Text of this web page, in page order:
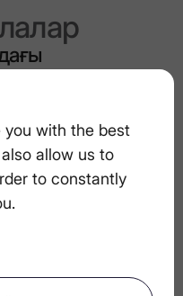
you with the best
allow us to
to constantly
арналған ең
дәм, дыбыс,